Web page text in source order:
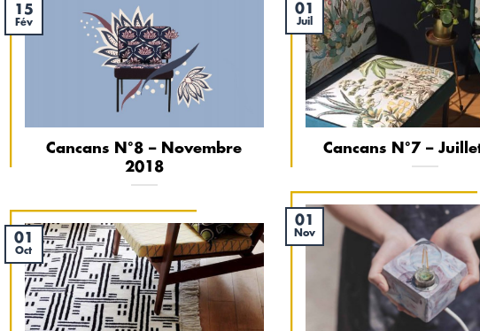
Cancans N°8 – Novembre
2018
15
Fév
Cancans N°7 –
01
Juil
01
Nov
01
Oct